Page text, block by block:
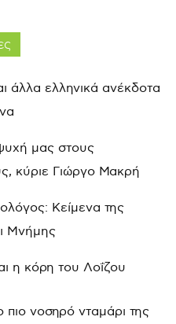
άλλα ελληνικά ανέκδοτα
μας στους
κύριε Γιώργο Μακρή
Κείμενα της
Μνήμης
η κόρη του Λοΐζου
πιο νοσηρό νταμάρι της